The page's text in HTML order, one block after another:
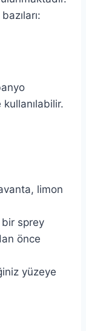
limon
sprey
önce
yüzeye